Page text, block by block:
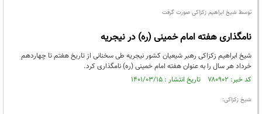
توسط شیخ ابراهیم زکزاکی صورت گرفت
نامگذاری هفته امام خمینی (ره) در نیجریه
شیخ ابراهیم زکزاکی رهبر شیعیان کشور نیجریه طی سخنانی از تاریخ هفتم تا چهاردهم
خرداد هر سال را به عنوان هفته امام خمینی (ره) نامگذاری کرد.
کد خبر: ۷۸۰۹۰۲ تاریخ انتشار : ۱۴۰۱/۰۳/۱۵
شیخ زکزاکی: